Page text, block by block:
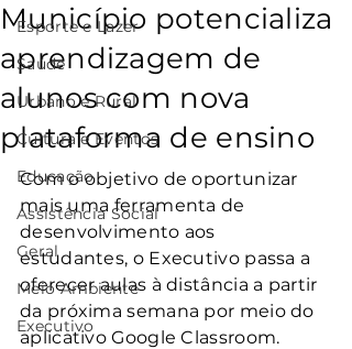
Esporte e Lazer
Saúde
Urbano e Rural
Cultura e Eventos
Educação
Assistência Social
Geral
Meio Ambiente
Executivo
Município potencializa
aprendizagem de
alunos com nova
plataforma de ensino
Com o objetivo de oportunizar
mais uma ferramenta de
desenvolvimento aos
estudantes, o Executivo passa a
oferecer aulas à distância a partir
da próxima semana por meio do
aplicativo Google Classroom.